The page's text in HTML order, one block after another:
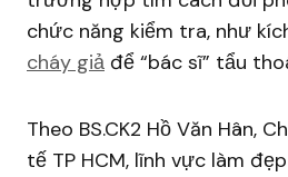
chức năng kiểm tra, như
cháy giả để “bác sĩ” tẩu
Theo BS.CK2 Hồ Văn Hân,
tế TP HCM, lĩnh vực làm